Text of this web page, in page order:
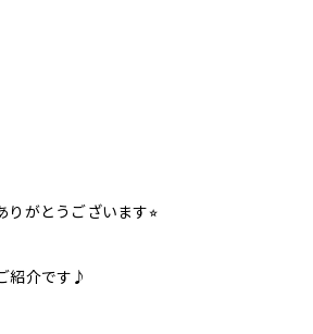
がとうございます⭐︎
紹介です♪